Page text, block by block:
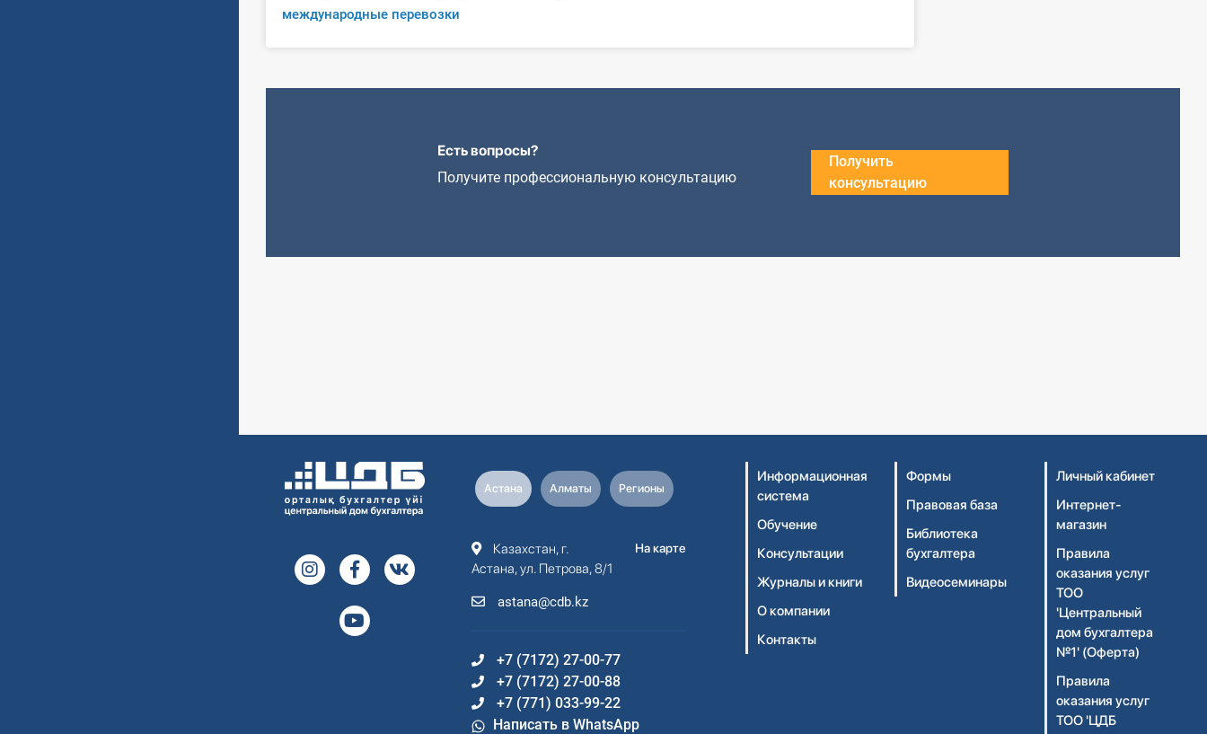
международные перевозки
Есть вопросы?
Получите профессиональную консультацию
Получить
консультацию
Астана Алматы Регионы
Казахстан, г.
Астана, ул. Петрова, 8/1
astana@cdb.kz
На карте
+7 (7172) 27-00-77
+7 (7172) 27-00-88
+7 (771) 033-99-22
Написать в WhatsApp
Информационная
система
Обучение
Консультации
Журналы и книги
О компании
Контакты
Формы
Правовая база
Библиотека
бухгалтера
Видеосеминары
Личный кабинет
Интернет-
магазин
Правила
оказания услуг
ТОО
'Центральный
дом бухгалтера
№1' (Оферта)
Правила
оказания услуг
ТОО 'ЦДБ